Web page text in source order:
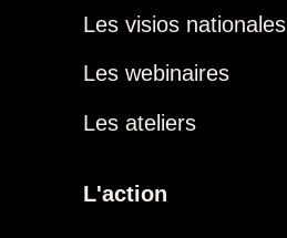
Les visios nationales
Les webinaires
Les ateliers
L'action